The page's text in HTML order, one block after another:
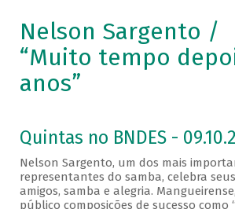
Nelson Sargento /
“Muito tempo
anos”
Quintas no BNDES -
Nelson Sargento, um dos mais
representantes do samba, celebra
amigos, samba e alegria.
público composições de sucesso como